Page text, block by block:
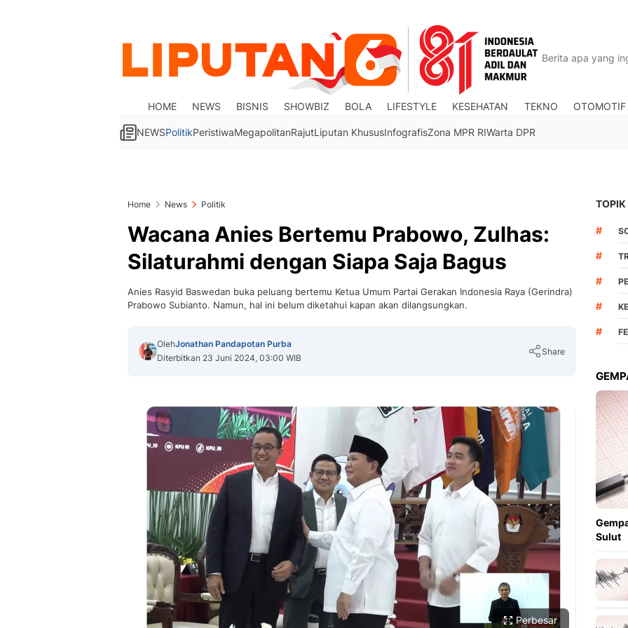
HOME NEWS BISNIS SHOWBIZ BOLA LIFESTYLE KESEHATAN TEKNO OTOMOTIF
NEWSPolitikPeristiwaMegapolitanRajutLiputan KhususInfografisZona MPR RIWarta DPR
Home News Politik
Wacana Anies Bertemu Prabowo, Zulhas:
Silaturahmi dengan Siapa Saja Bagus
Anies Rasyid Baswedan buka peluang bertemu Ketua Umum Partai Gerakan Indonesia Raya (Gerindra)
Prabowo Subianto. Namun, hal ini belum diketahui kapan akan dilangsungkan.
OlehJonathan Pandapotan Purba
Diterbitkan 23 Juni 2024, 03:00 WIB
Share
Copy Link
Perbesar
TOPIK
#
#
#
#
#
Sulut